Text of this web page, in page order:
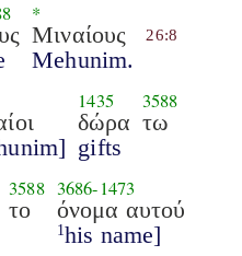
*
Μιναίους
Mehunim.
26:8
1435
δώρα
gifts
3588
τω
3588
το
3686-1473
όνομα αυτού
1 his name]